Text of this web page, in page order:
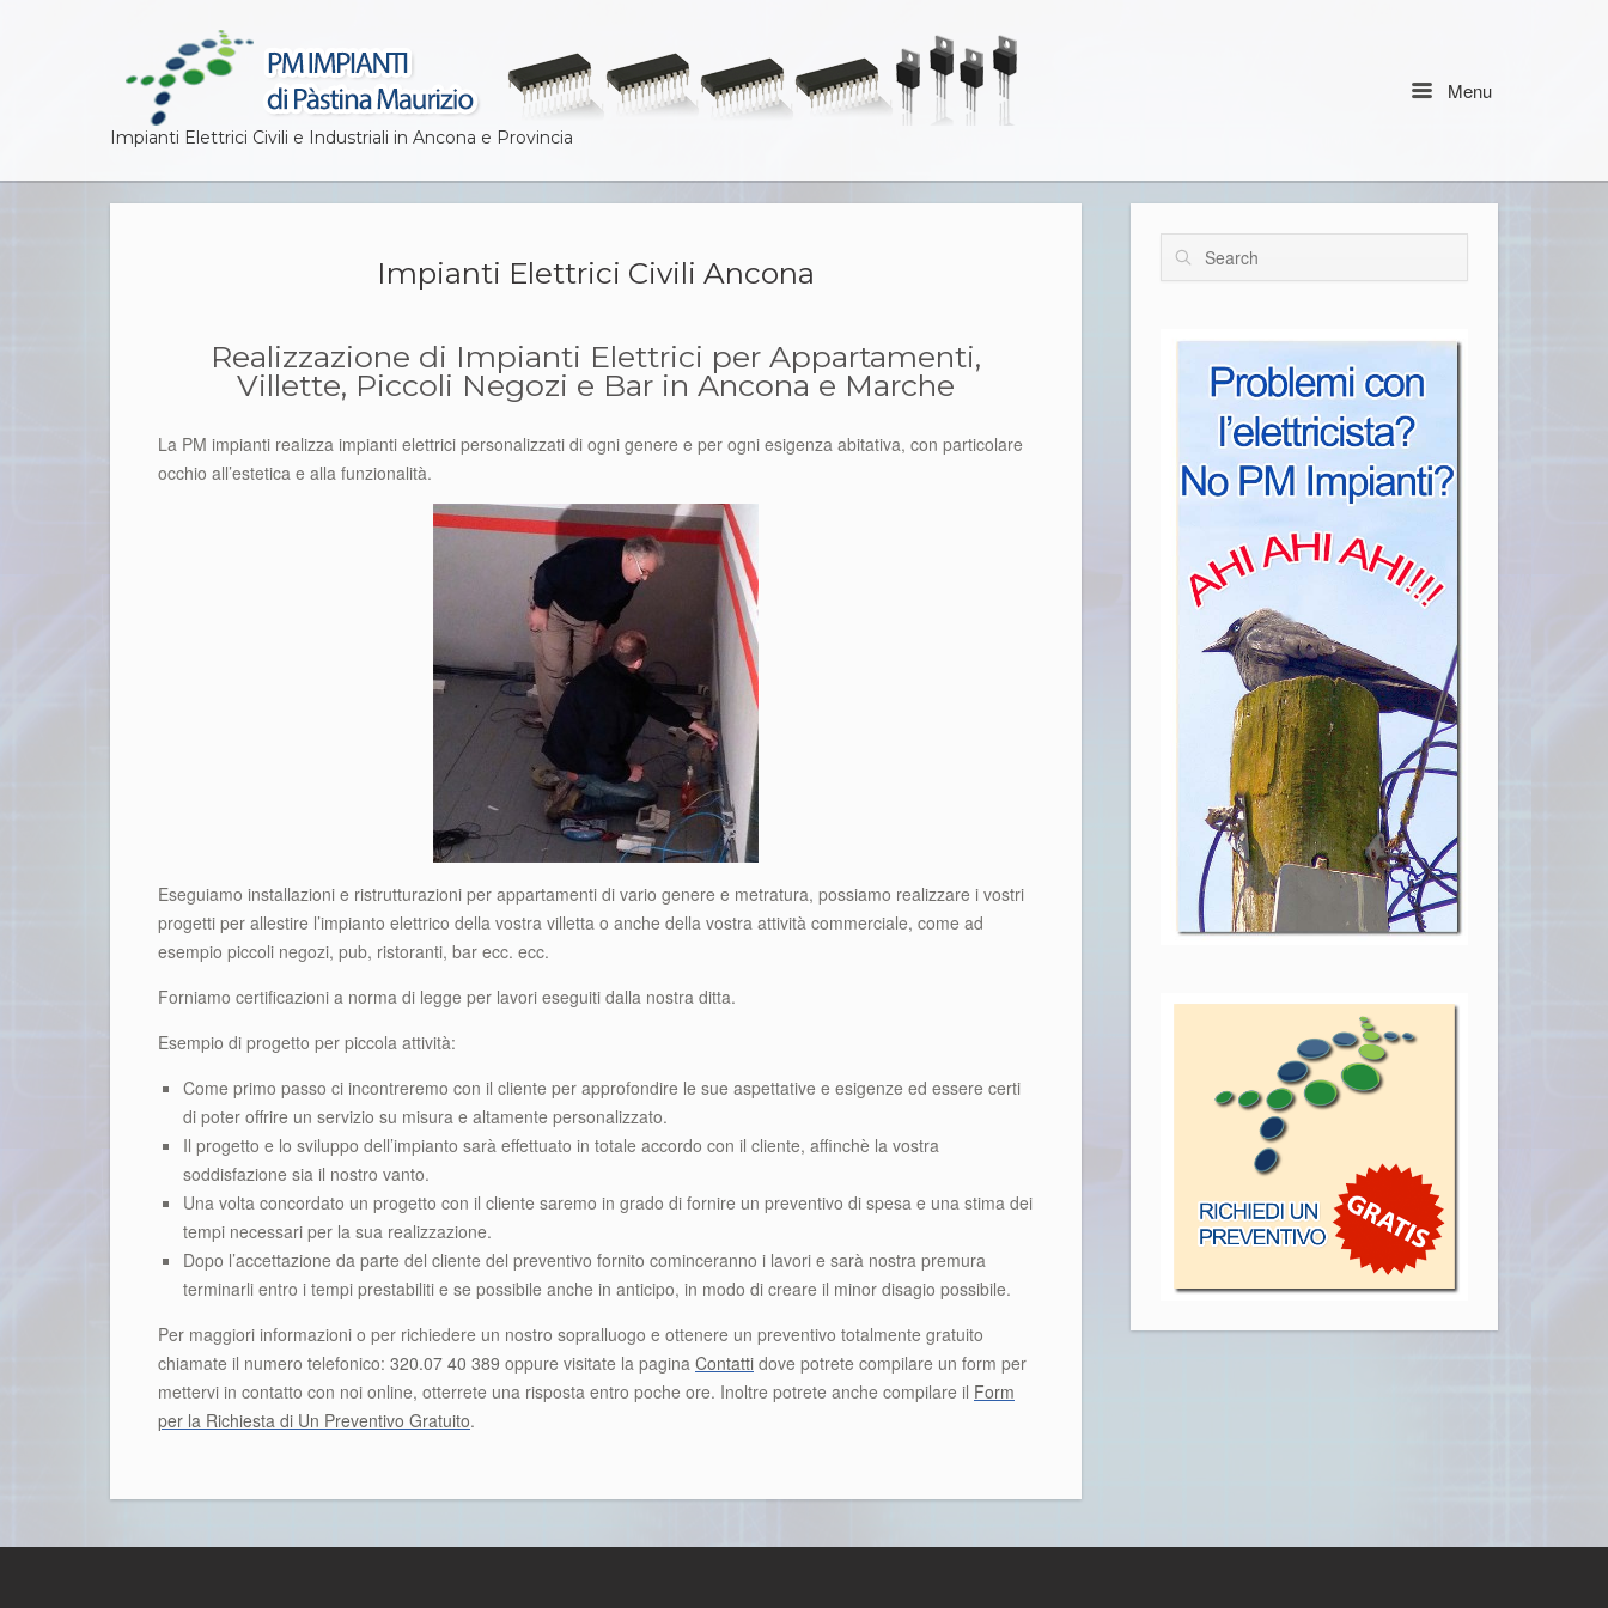
Impianti Elettrici Civili e Industriali in Ancona e Provincia
MenuMenu
Impianti Elettrici Civili Ancona
Realizzazione di Impianti Elettrici per Appartamenti,
Villette, Piccoli Negozi e Bar in Ancona e Marche
La PM impianti realizza impianti elettrici personalizzati di ogni genere e per ogni esigenza abitativa, con particolare
occhio all’estetica e alla funzionalità.
Eseguiamo installazioni e ristrutturazioni per appartamenti di vario genere e metratura, possiamo realizzare i vostri
progetti per allestire l’impianto elettrico della vostra villetta o anche della vostra attività commerciale, come ad
esempio piccoli negozi, pub, ristoranti, bar ecc. ecc.
Forniamo certificazioni a norma di legge per lavori eseguiti dalla nostra ditta.
Esempio di progetto per piccola attività:
Come primo passo ci incontreremo con il cliente per approfondire le sue aspettative e esigenze ed essere certi
di poter offrire un servizio su misura e altamente personalizzato.
Il progetto e lo sviluppo dell’impianto sarà effettuato in totale accordo con il cliente, affinchè la vostra
soddisfazione sia il nostro vanto.
Una volta concordato un progetto con il cliente saremo in grado di fornire un preventivo di spesa e una stima dei
tempi necessari per la sua realizzazione.
Dopo l’accettazione da parte del cliente del preventivo fornito cominceranno i lavori e sarà nostra premura
terminarli entro i tempi prestabiliti e se possibile anche in anticipo, in modo di creare il minor disagio possibile.
Per maggiori informazioni o per richiedere un nostro sopralluogo e ottenere un preventivo totalmente gratuito
chiamate il numero telefonico: 320.07 40 389 oppure visitate la pagina Contatti dove potrete compilare un form per
mettervi in contatto con noi online, otterrete una risposta entro poche ore. Inoltre potrete anche compilare il Form
per la Richiesta di Un Preventivo Gratuito.
Search